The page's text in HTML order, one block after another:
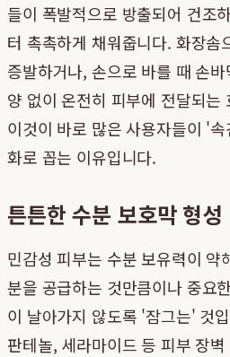
들이 폭발적으로 방출되어 건조
터 촉촉하게 채워줍니다. 화장솜
증발하거나, 손으로 바를 때 손
양 없이 온전히 피부에 전달되는
이것이 바로 많은 사용자들이 '
화로 꼽는 이유입니다.
튼튼한 수분 보호막 형성
민감성 피부는 수분 보유력이 약
분을 공급하는 것만큼이나 중요
이 날아가지 않도록 '잠그는' 것
판테놀, 세라마이드 등 피부 장